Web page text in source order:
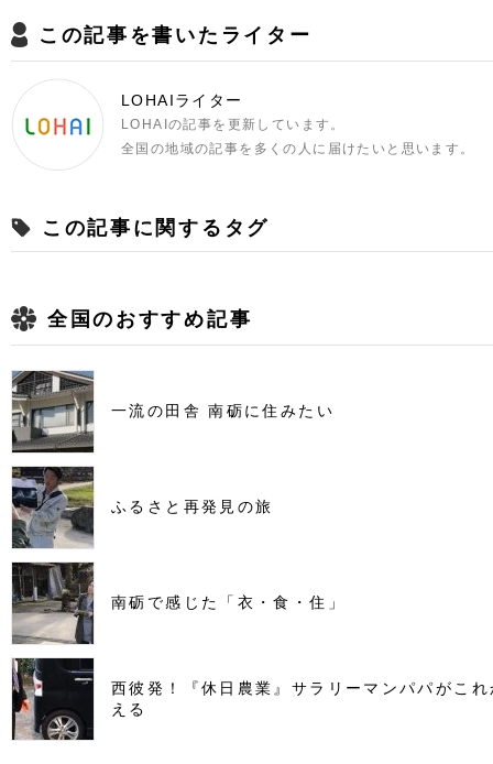
この記事を書いたライター
LOHAIライター
LOHAIの記事を更新しています。
全国の地域の記事を多くの人に届けたいと思います。
この記事に関するタグ
全国のおすすめ記事
一流の田舎 南砺に住みたい
ふるさと再発見の旅
南砺で感じた「衣・食・住」
西彼発！『休日農業』サラリーマンパパがこ
える